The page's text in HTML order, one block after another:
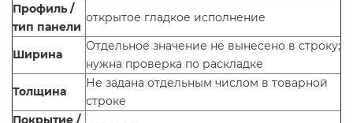
Профиль /
тип панели
открытое гладкое исполнение
Ширина
Отдельное значение не вынесено в строку;
нужна проверка по раскладке
Толщина
Не задана отдельным числом в товарной
строке
Покрытие /